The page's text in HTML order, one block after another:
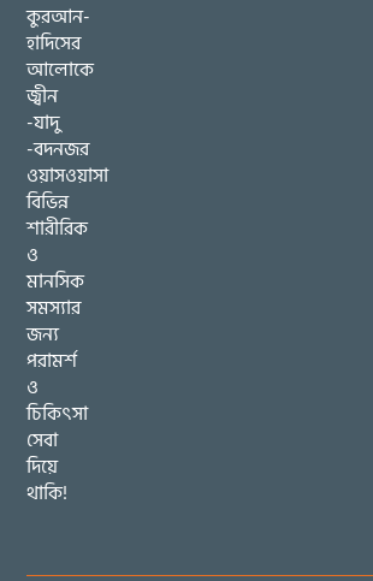
কুরআন-
হাদিসের
আলোকে
জ্বীন
-যাদু
-বদনজর
ওয়াসওয়াসা
বিভিন্ন
শারীরিক
ও
মানসিক
সমস্যার
জন্য
পরামর্শ
ও
চিকিৎসা
সেবা
দিয়ে
থাকি!